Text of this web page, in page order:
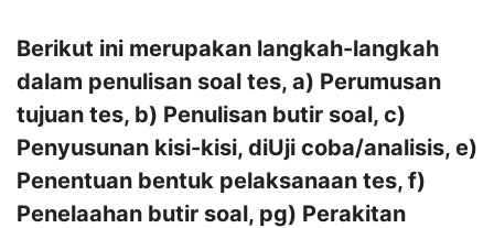
Berikut ini merupakan langkah-langkah
dalam penulisan soal tes, a) Perumusan
tujuan tes, b) Penulisan butir soal, c)
Penyusunan kisi-kisi, diUji coba/analisis, e)
Penentuan bentuk pelaksanaan tes, f)
Penelaahan butir soal, pg) Perakitan